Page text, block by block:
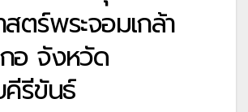
ตร์พระจอมเกล้า
อ จังหวัด
คีรีขันธ์